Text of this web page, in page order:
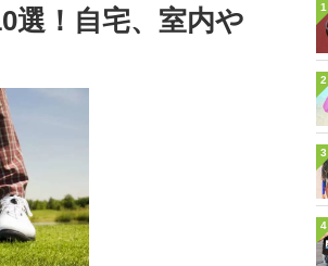
選！自宅、室内や
1
2
3
4